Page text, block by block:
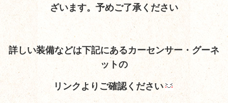
ざいます。予めご了承ください
詳しい装備などは下記にあるカーセンサー・グーネ
ットの
リンクよりご確認ください